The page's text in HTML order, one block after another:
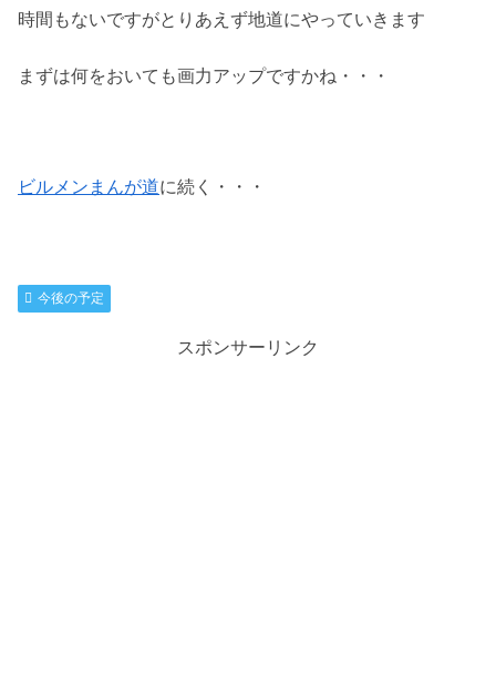
時間もないですがとりあえず地道にやっていきます
まずは何をおいても画力アップですかね・・・
ビルメンまんが道に続く・・・
今後の予定
スポンサーリンク